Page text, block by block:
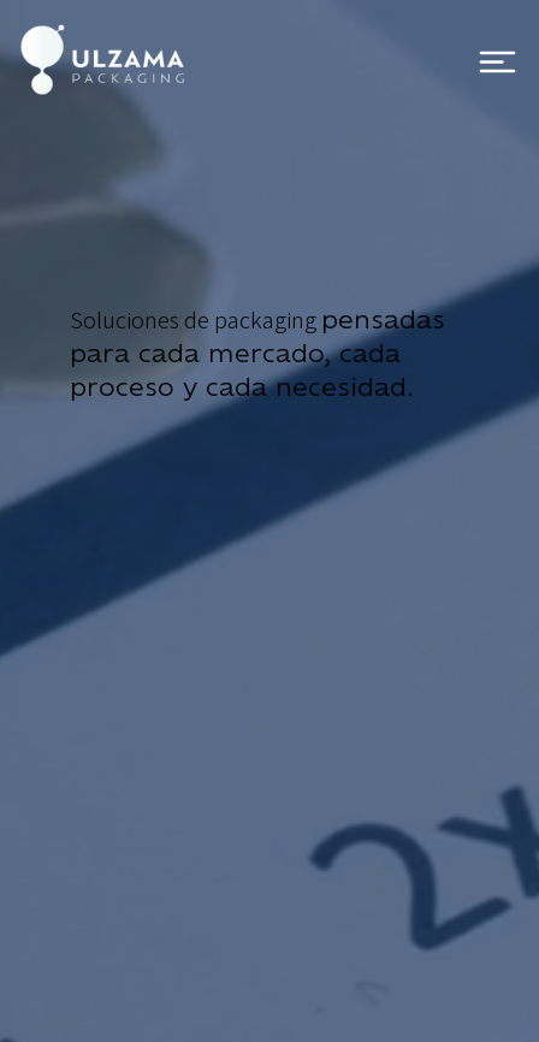
Soluciones de packaging pensadas
para cada mercado, cada
proceso y cada necesidad.